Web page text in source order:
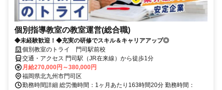
個別指導教室の教室運営(総合職)
◆未経験歓迎！◆充実の研修でスキル＆キャリアアップ◎
個別教室のトライ 門司駅前校
交通・アクセス 門司駅（JR在来線）から徒歩1分
月給270,000円～380,000円
福岡県北九州市門司区
勤務時間詳細 総労働時間：1ヶ月あたり163時間20分 勤務時間：